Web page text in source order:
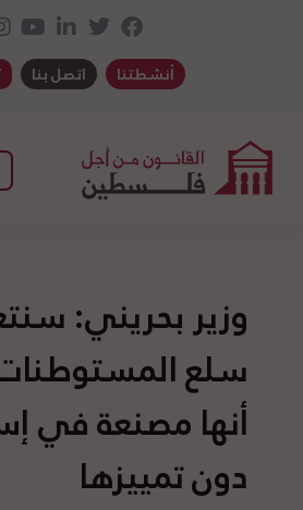
أنشطتنا اتصل بنا
وزير بحريني:
سلع
أنها مصنعة في
دون تمييزها